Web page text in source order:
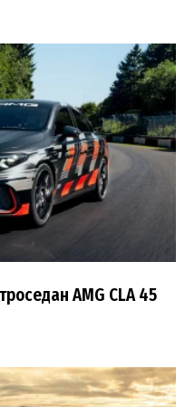
AMG CLA 45